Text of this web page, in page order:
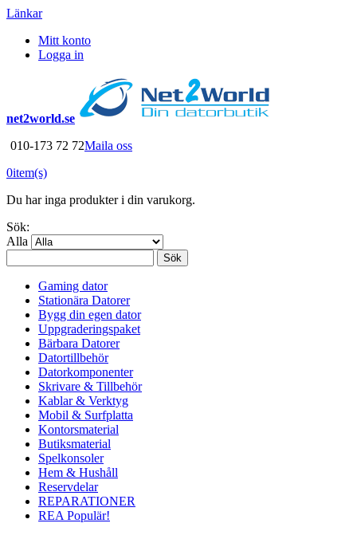
Länkar
Mitt konto
Logga in
net2world.se
010-173 72 72Maila oss
0item(s)
Du har inga produkter i din varukorg.
Sök:
Alla
Sök
Gaming dator
Stationära Datorer
Bygg din egen dator
Uppgraderingspaket
Bärbara Datorer
Datortillbehör
Datorkomponenter
Skrivare & Tillbehör
Kablar & Verktyg
Mobil & Surfplatta
Kontorsmaterial
Butiksmaterial
Spelkonsoler
Hem & Hushåll
Reservdelar
REPARATIONER
REA Populär!